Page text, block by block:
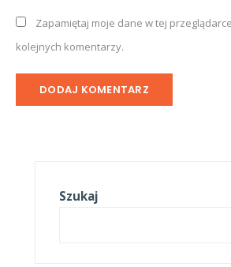
Zapamiętaj moje dane w tej
kolejnych komentarzy.
Szukaj